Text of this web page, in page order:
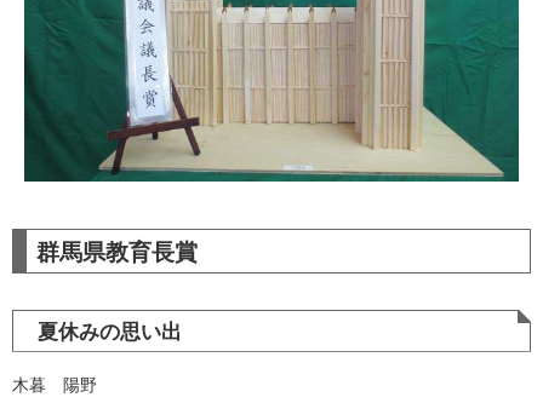
群馬県教育長賞
夏休みの思い出
木暮 陽野